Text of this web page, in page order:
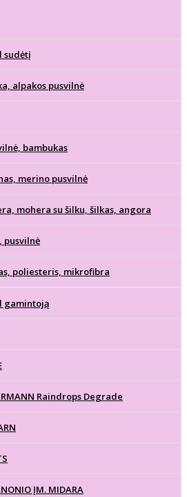
sudėtį
alpakos pusvilnė
bambukas
merino pusvilnė
mohera su šilku, šilkas, angora
pusvilnė
poliesteris, mikrofibra
gamintoją
Raindrops Degrade
ĮM. MIDARA